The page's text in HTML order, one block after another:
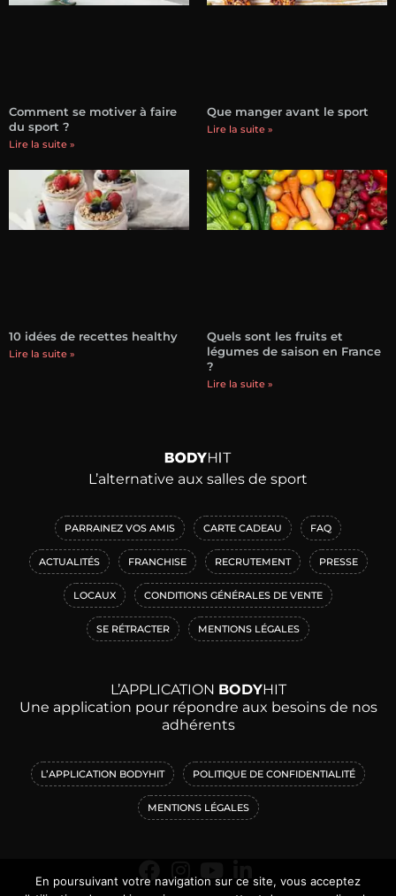
Comment se motiver à faire
du sport ?
Lire la suite »
Que manger avant le sport
Lire la suite »
10 idées de recettes healthy
Lire la suite »
Quels sont les fruits et
légumes de saison en France
?
Lire la suite »
L’alternative aux salles de sport
PARRAINEZ VOS AMIS CARTE CADEAU FAQ
ACTUALITÉS FRANCHISE RECRUTEMENT PRESSE
LOCAUX CONDITIONS GÉNÉRALES DE VENTE
SE RÉTRACTER MENTIONS LÉGALES
L’APPLICATION BODYHIT
Une application pour répondre aux besoins de nos
adhérents
L’APPLICATION BODYHIT POLITIQUE DE CONFIDENTIALITÉ
MENTIONS LÉGALES
En poursuivant votre navigation sur ce site, vous acceptez